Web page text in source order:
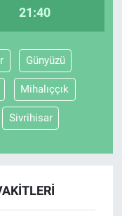
21:40
Günyüzü
Mihalıççık
Sivrihisar